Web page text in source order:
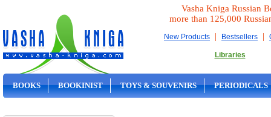
Vasha Kniga Russian
more than 125,000
New Products | Bestsellers |
Libraries
BOOKS BOOKINIST TOYS & SOUVENIRS PERIODICALS